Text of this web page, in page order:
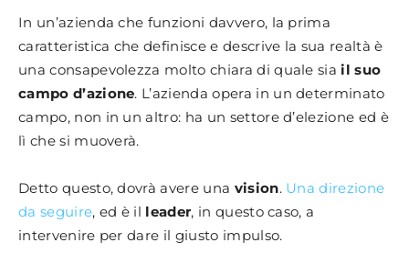
In un’azienda che funzioni davvero, la prima
caratteristica che definisce e descrive la sua realtà è
una consapevolezza molto chiara di quale sia il suo
campo d’azione. L’azienda opera in un determinato
campo, non in un altro: ha un settore d’elezione ed è
lì che si muoverà.
Detto questo, dovrà avere una vision. Una direzione
da seguire, ed è il leader, in questo caso, a
intervenire per dare il giusto impulso.